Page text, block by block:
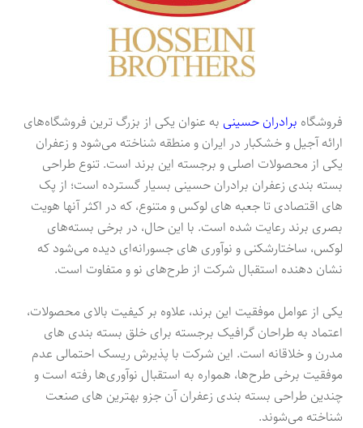
فروشگاه برادران حسینی به عنوان یکی از بزرگ ترین فروشگاه‌های
ارائه آجیل و خشکبار در ایران و منطقه شناخته می‌شود و زعفران
یکی از محصولات اصلی و برجسته این برند است. تنوع طراحی
بسته بندی زعفران برادران حسینی بسیار گسترده است؛ از پک
های اقتصادی تا جعبه های لوکس و متنوع، که در اکثر آنها هویت
بصری برند رعایت شده است. با این حال، در برخی بسته‌های
لوکس، ساختارشکنی و نوآوری های جسورانه‌ای دیده می‌شود که
نشان دهنده استقبال شرکت از طرح‌های نو و متفاوت است.
یکی از عوامل موفقیت این برند، علاوه بر کیفیت بالای محصولات،
اعتماد به طراحان گرافیک برجسته برای خلق بسته بندی های
مدرن و خلاقانه است. این شرکت با پذیرش ریسک احتمالی عدم
موفقیت برخی طرح‌ها، همواره به استقبال نوآوری‌ها رفته است و
چندین طراحی بسته بندی زعفران آن جزو بهترین های صنعت
شناخته می‌شوند.